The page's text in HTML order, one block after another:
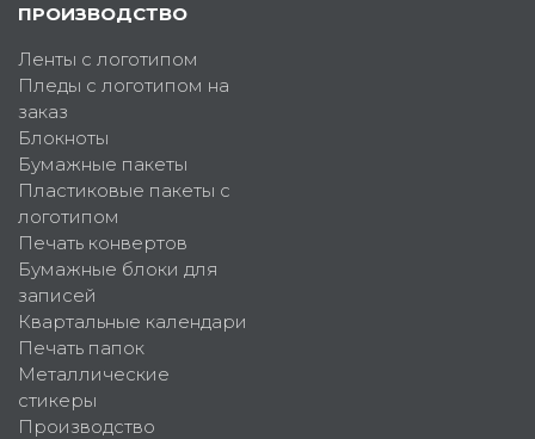
ПРОИЗВОДСТВО
Ленты с логотипом
Пледы с логотипом на
заказ
Блокноты
Бумажные пакеты
Пластиковые пакеты с
логотипом
Печать конвертов
Бумажные блоки для
записей
Квартальные календари
Печать папок
Металлические
стикеры
Производство